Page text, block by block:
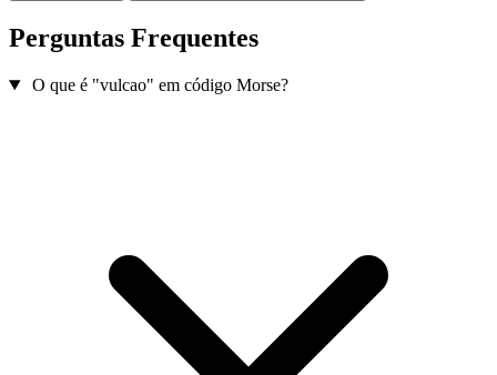
Perguntas Frequentes
O que é "vulcao" em código Morse?